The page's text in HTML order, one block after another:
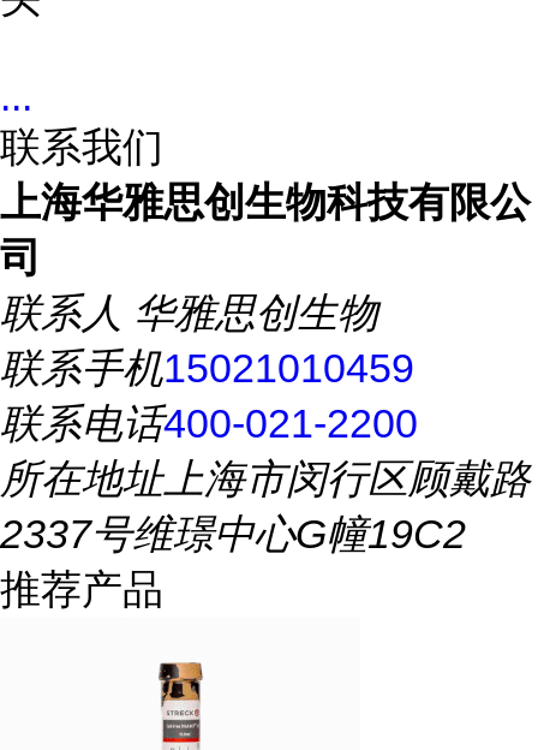
...
联系我们
上海华雅思创生物科技有限公
司
联系人 华雅思创生物
联系手机15021010459
联系电话400-021-2200
所在地址上海市闵行区顾戴路
2337号维璟中心G幢19C2
推荐产品